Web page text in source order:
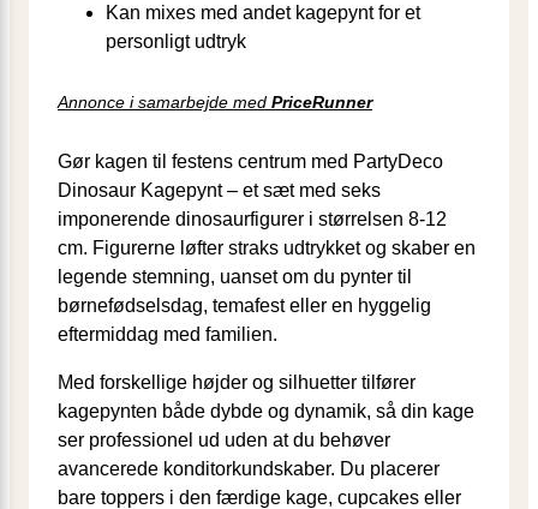
Kan mixes med andet kagepynt for et
personligt udtryk
Annonce i samarbejde med PriceRunner
Gør kagen til festens centrum med PartyDeco
Dinosaur Kagepynt – et sæt med seks
imponerende dinosaur­figurer i størrelsen 8-12
cm. Figurerne løfter straks udtrykket og skaber en
legende stemning, uanset om du pynter til
børnefødselsdag, temafest eller en hyggelig
eftermiddag med familien.
Med forskellige højder og silhuetter tilfører
kagepynten både dybde og dynamik, så din kage
ser professionel ud uden at du behøver
avancerede konditorkundskaber. Du placerer
bare toppers i den færdige kage, cupcakes eller